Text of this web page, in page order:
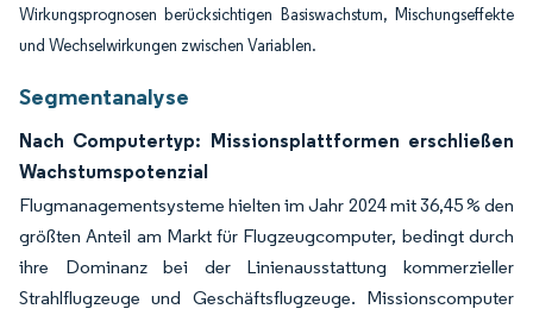
Wirkungsprognosen berücksichtigen Basiswachstum, Mischungseffekte
und Wechselwirkungen zwischen Variablen.
Segmentanalyse
Nach Computertyp: Missionsplattformen erschließen
Wachstumspotenzial
Flugmanagementsysteme hielten im Jahr 2024 mit 36,45 % den
größten Anteil am Markt für Flugzeugcomputer, bedingt durch
ihre Dominanz bei der Linienausstattung kommerzieller
Strahlflugzeuge und Geschäftsflugzeuge. Missionscomputer